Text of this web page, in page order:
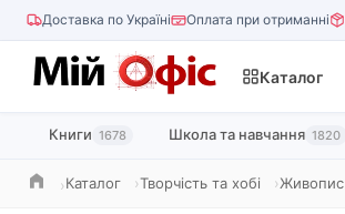
Доставка по Україні Оплата при отриманні
Каталог
Книги 1678 Школа та навчання 1820
ГоловнаКаталог Творчість та хобі Живопис